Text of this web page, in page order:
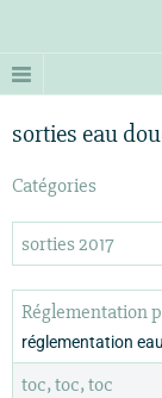
sorties eau
Catégories
sorties 2017
Réglementation
réglementation
toc, toc, toc